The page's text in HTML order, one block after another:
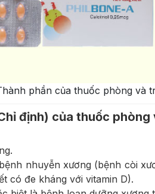
phần của thuốc phòng và
định) của thuốc
nhuyễn xương (bệnh còi
có đe kháng với vitamin D).